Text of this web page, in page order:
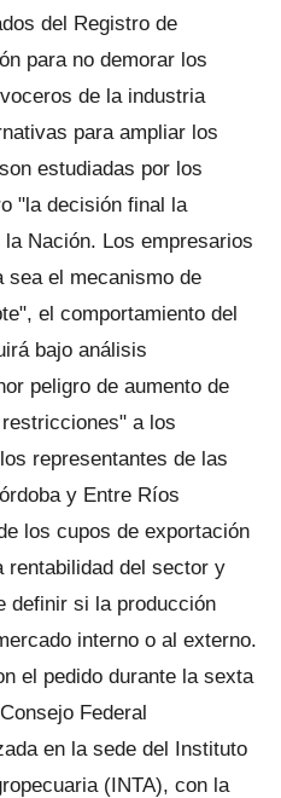
del Registro de
para no demorar los
de la industria
para ampliar los
estudiadas por los
"la decisión final la
Nación. Los empresarios
sea el mecanismo de
el comportamiento del
bajo análisis
peligro de aumento de
a los
representantes de las
y Entre Ríos
los cupos de exportación
rentabilidad del sector y
definir si la producción
interno o al externo.
el pedido durante la sexta
Federal
en la sede del Instituto
(INTA), con la